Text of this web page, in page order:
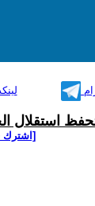
تحفظ استقلال
[اشترك